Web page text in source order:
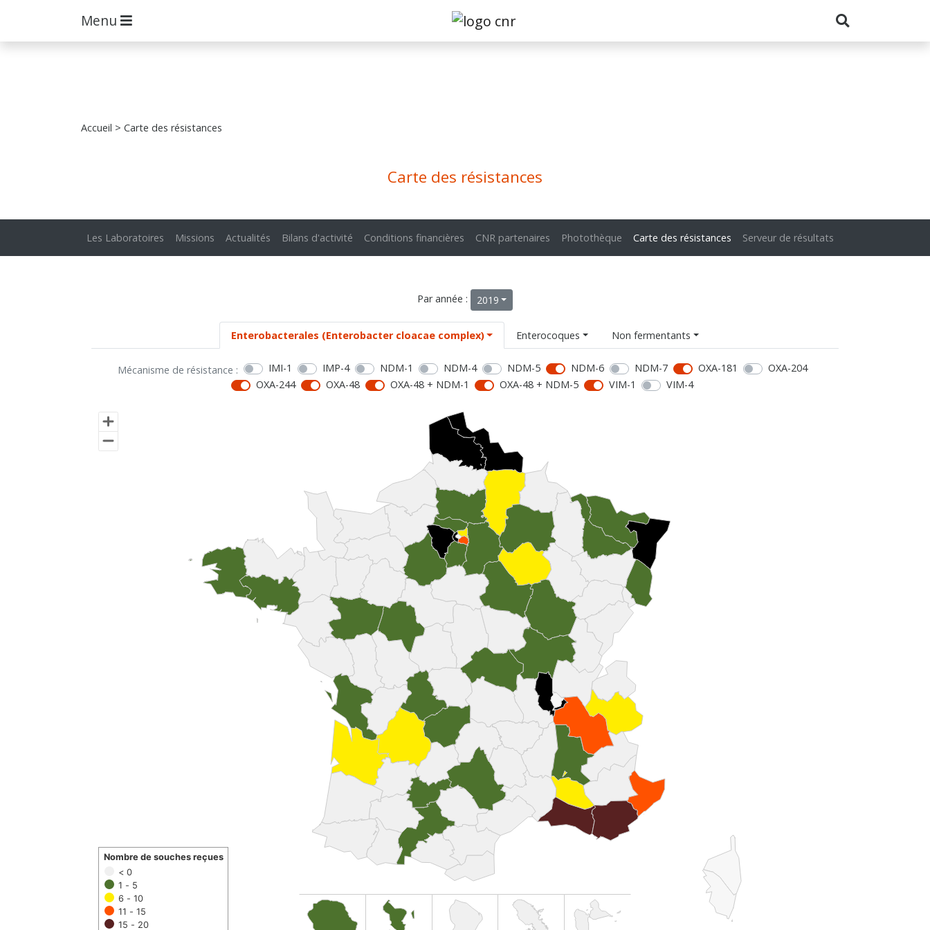
Menu
Accueil > Carte des résistances
Carte des résistances
Les Laboratoires Missions Actualités Bilans d'activité Conditions financières CNR partenaires Photothèque Carte des résistances Serveur de résultats
Par année : 2019
Enterobacterales (Enterobacter cloacae complex) Enterocoques Non fermentants
Mécanisme de résistance : IMI-1 IMP-4 NDM-1 NDM-4 NDM-5 NDM-6 NDM-7 OXA-181
OXA-204
OXA-244
OXA-48 OXA-48 + NDM-1 OXA-48 + NDM-5 VIM-1 VIM-4
< 0
1 - 5
6 - 10
11 - 15
15 - 20
Nombre de souches reçues